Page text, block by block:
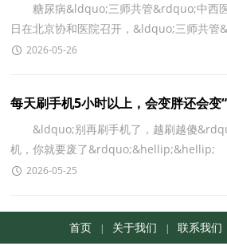
糖尿病&ldquo;三师共管&rdquo;中西医
日在北京协和医院召开，&ldquo;三师共
启动糖尿病&ldquo;三师共管&rdquo;示范中
2026-05-26
每天刷手机5小时以上，会变胖还会变
&ldquo;别再刷手机了，越刷越傻
机，你就要废了
的时代，手机上瘾现象特别普遍，这样的
2026-05-25
首页 关于我们 联系我们